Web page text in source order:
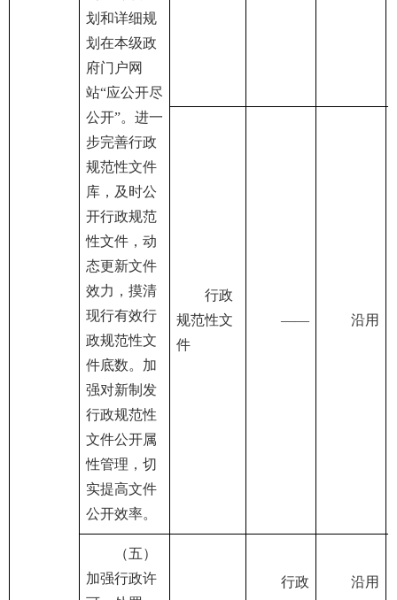
划和详细规
划在本级政
府门户网
站“应公开尽
公开”。进一
步完善行政
规范性文件
库，及时公
开行政规范
性文件，动
态更新文件
效力，摸清
现行有效行
政规范性文
件底数。加
强对新制发
行政规范性
文件公开属
性管理，切
实提高文件
公开效率。
行政
规范性文
件
—— 沿用
（五）
加强行政许
行政
沿用